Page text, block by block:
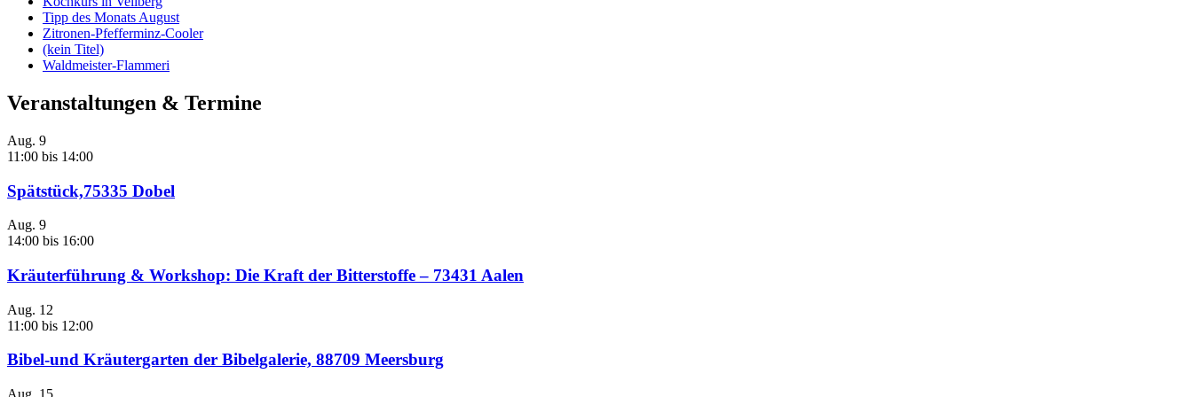
Tipp des Monats August
Zitronen-Pfefferminz-Cooler
(kein Titel)
Waldmeister-Flammeri
Veranstaltungen & Termine
Aug. 9
11:00 bis 14:00
Spätstück,75335 Dobel
Aug. 9
14:00 bis 16:00
Kräuterführung & Workshop: Die Kraft der Bitterstoffe – 73431 Aalen
Aug. 12
11:00 bis 12:00
Bibel-und Kräutergarten der Bibelgalerie, 88709 Meersburg